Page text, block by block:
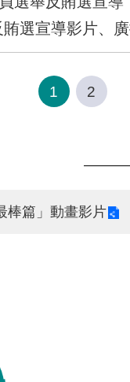
選宣導影片、
1 2
棒篇」動畫影片